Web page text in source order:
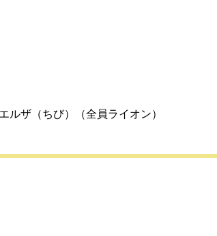
ルザ（ちび）（全員ライオン）